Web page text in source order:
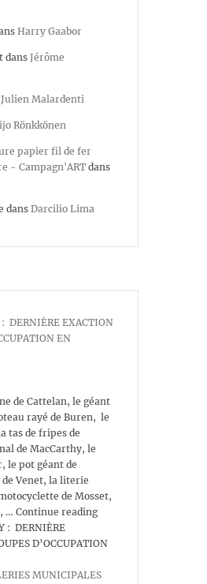
Harry Gaabor
dans Jérôme
Julien Malardenti
Rönkkönen
papier fil de fer
- Campagn'ART dans
dans Darcilio Lima
DERNIÈRE EXACTION
EN
de Cattelan, le géant
rayé de Buren, le
tas de fripes de
de MacCarthy, le
le pot géant de
Venet, la literie
de Mosset,
… Continue reading
: DERNIÈRE
D’OCCUPATION
MUNICIPALES